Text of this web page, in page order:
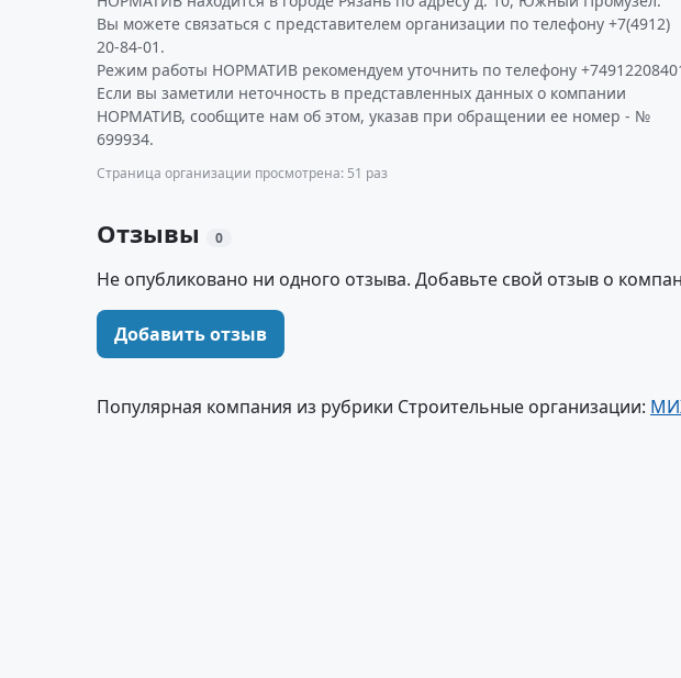
Вы можете связаться с представителем организации по телефону +7(4912)
20-84-01.
Режим работы НОРМАТИВ рекомендуем уточнить по телефону
Если вы заметили неточность в представленных данных о компании
НОРМАТИВ, сообщите нам об этом, указав при обращении ее номер - №
699934.
Страница организации просмотрена: 51 раз
Отзывы 0
Не опубликовано ни одного отзыва. Добавьте свой отзыв о
Добавить отзыв
Популярная компания из рубрики Строительные организации: